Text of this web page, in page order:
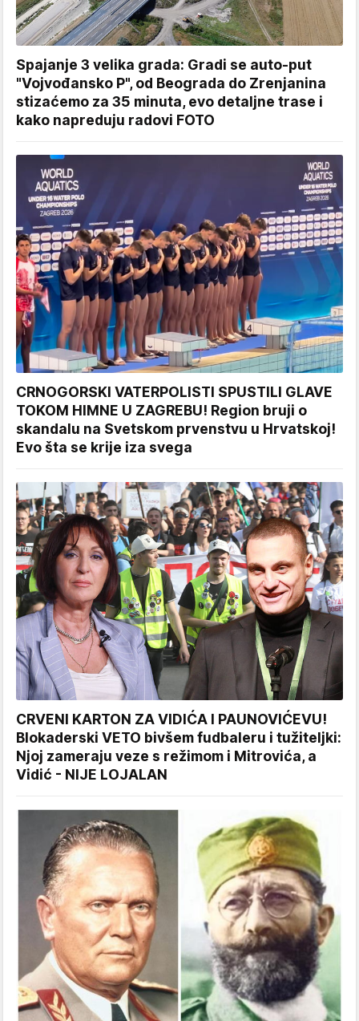
Spajanje 3 velika grada: Gradi se auto-put
"Vojvođansko P", od Beograda do Zrenjanina
stizaćemo za 35 minuta, evo detaljne trase i
kako napreduju radovi FOTO
CRNOGORSKI VATERPOLISTI SPUSTILI GLAVE
TOKOM HIMNE U ZAGREBU! Region bruji o
skandalu na Svetskom prvenstvu u Hrvatskoj!
Evo šta se krije iza svega
CRVENI KARTON ZA VIDIĆA I PAUNOVIĆEVU!
Blokaderski VETO bivšem fudbaleru i tužiteljki:
Njoj zameraju veze s režimom i Mitrovića, a
Vidić - NIJE LOJALAN